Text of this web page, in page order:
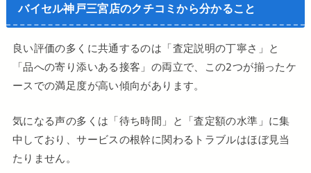
バイセル神戸三宮店のクチコミから分かること
良い評価の多くに共通するのは「査定説明の丁寧さ」と
「品への寄り添いある接客」の両立で、この2つが揃ったケ
ースでの満足度が高い傾向があります。
気になる声の多くは「待ち時間」と「査定額の水準」に集
中しており、サービスの根幹に関わるトラブルはほぼ見当
たりません。